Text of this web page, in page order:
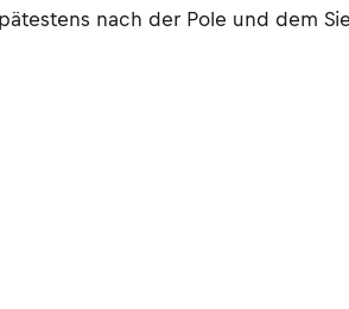
nach der Pole und dem